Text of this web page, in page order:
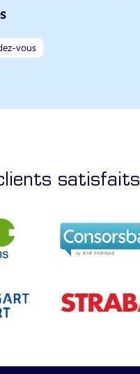
vous
satisfaits